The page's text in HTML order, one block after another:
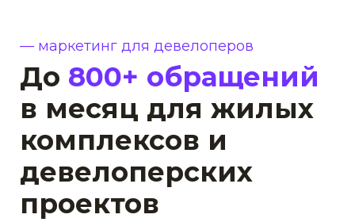
— маркетинг для девелоперов
До 800+ обращений
в месяц для жилых
комплексов и
девелоперских
проектов